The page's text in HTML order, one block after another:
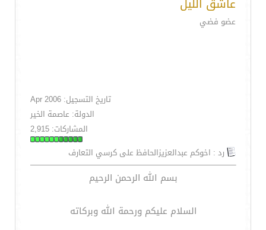
عضو فضي
تاريخ التسجيل: Apr 2006
الدولة: عاصمة الخير
المشاركات: 2,915
رد : اخوكم عبدالعزيزالحافظ على كرسي التعارف
بسم الله الرحمن الرحيم
السلام عليكم ورحمة الله وبركاته